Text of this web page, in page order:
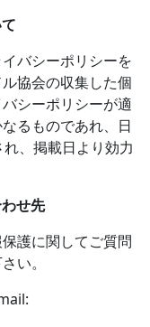
バシーポリシーを
協会の収集した個
シーポリシーが適
るものであれ、日
、掲載日より効力
せ先
護に関してご質問
い。